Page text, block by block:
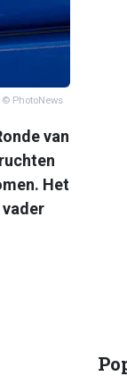
© PhotoNews
van
Het